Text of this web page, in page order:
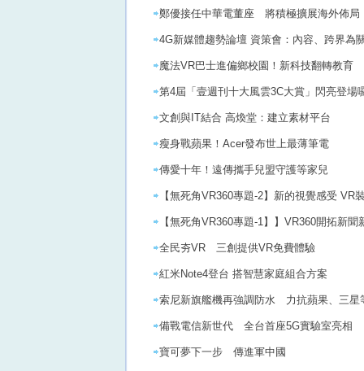
鄭優接任中華電董座 將積極擴展海外佈局
4G新媒體趨勢論壇 資策會：內容、跨界為
魔法VR巴士進偏鄉校園！新科技翻轉教育
第4屆「壹週刊十大風雲3C大賞」閃亮登場
文創與IT結合 高煥堂：建立素材平台
瘦身戰蘋果！Acer發布世上最薄筆電
傳愛十年！遠傳攜手兒盟守護等家兒
【無死角VR360專題-2】新的視覺感受 VR
【無死角VR360專題-1】】VR360開拓新
全民夯VR 三創提供VR免費體驗
紅米Note4登台 搭智慧家庭組合方案
索尼新旗艦機再強調防水 力抗蘋果、三星
備戰電信新世代 全台首座5G實驗室亮相
寶可夢下一步 傳進軍中國